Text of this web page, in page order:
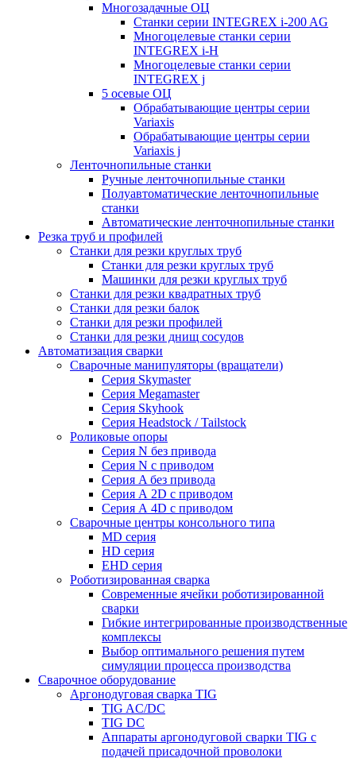
Многозадачные ОЦ
Cтанки серии INTEGREX i-200 AG
Многоцелевые станки серии
INTEGREX i-H
Многоцелевые станки серии
INTEGREX j
5 осевые ОЦ
Обрабатывающие центры серии
Variaxis
Обрабатывающие центры серии
Variaxis j
Ленточнопильные станки
Ручные ленточнопильные станки
Полуавтоматические ленточнопильные
станки
Автоматические ленточнопильные станки
Резка труб и профилей
Станки для резки круглых труб
Станки для резки круглых труб
Машинки для резки круглых труб
Станки для резки квадратных труб
Станки для резки балок
Станки для резки профилей
Станки для резки днищ сосудов
Автоматизация сварки
Сварочные манипуляторы (вращатели)
Серия Skymaster
Серия Megamaster
Серия Skyhook
Серия Headstock / Tailstock
Роликовые опоры
Серия N без привода
Серия N с приводом
Серия A без привода
Серия А 2D с приводом
Серия А 4D с приводом
Сварочные центры консольного типа
MD серия
HD серия
EHD серия
Роботизированная сварка
Современные ячейки роботизированной
сварки
Гибкие интегрированные производственные
комплексы
Выбор оптимального решения путем
симуляции процесса производства
Сварочное оборудование
Аргонодуговая сварка TIG
TIG AC/DC
TIG DC
Аппараты аргонодуговой сварки TIG с
подачей присадочной проволоки